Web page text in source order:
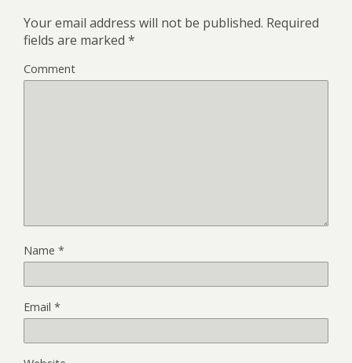
Your email address will not be published. Required
fields are marked *
Comment
Name *
Email *